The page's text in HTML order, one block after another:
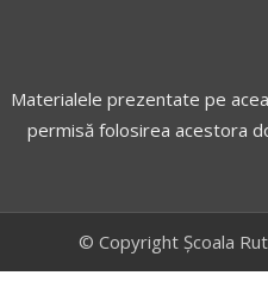
Materialele prezentate pe
permisă folosirea acestora
© Copyright Școala